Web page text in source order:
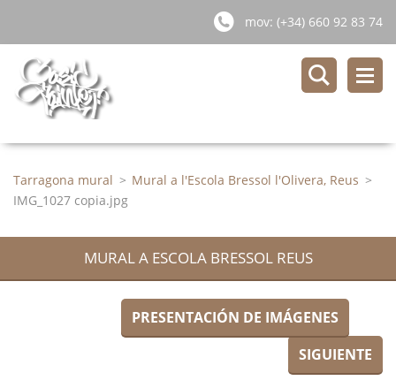
mov: (+34) 660 92 83 74
Tarragona mural > Mural a l'Escola Bressol l'Olivera, Reus >
IMG_1027 copia.jpg
MURAL A ESCOLA BRESSOL REUS
PRESENTACIÓN DE IMÁGENES
SIGUIENTE